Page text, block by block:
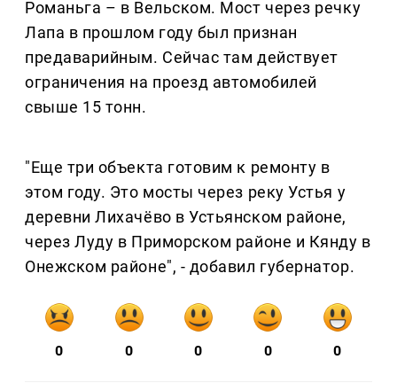
Романьга – в Вельском. Мост через речку
Лапа в прошлом году был признан
предаварийным. Сейчас там действует
ограничения на проезд автомобилей
свыше 15 тонн.
"Еще три объекта готовим к ремонту в
этом году. Это мосты через реку Устья у
деревни Лихачёво в Устьянском районе,
через Луду в Приморском районе и Кянду в
Онежском районе", - добавил губернатор.
0 0 0 0 0